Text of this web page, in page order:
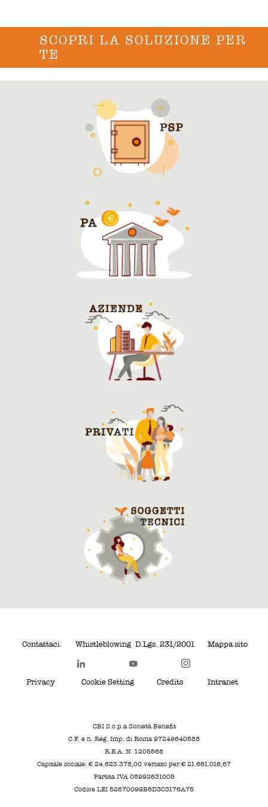
SCOPRI LA SOLUZIONE PER
TE
Contattaci Whistleblowing D.Lgs. 231/2001 Mappa sito
Privacy Cookie Setting Credits Intranet
CBI S.c.p.a Società Benefit
C.F. e n. Reg. Imp. di Roma 97249640588
R.E.A. N. 1205568
Capitale sociale: € 24.623.378,00 versato per € 21.661.016,67
Partita IVA 08992631005
Codice LEI 52670099B6D3C3176A75